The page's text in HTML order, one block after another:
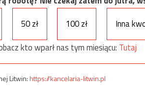
50 zł 100 zł
Inna
kto wparł nas tym miesiącu: Tutaj
Litwin:https://kancelaria-litwin.pl